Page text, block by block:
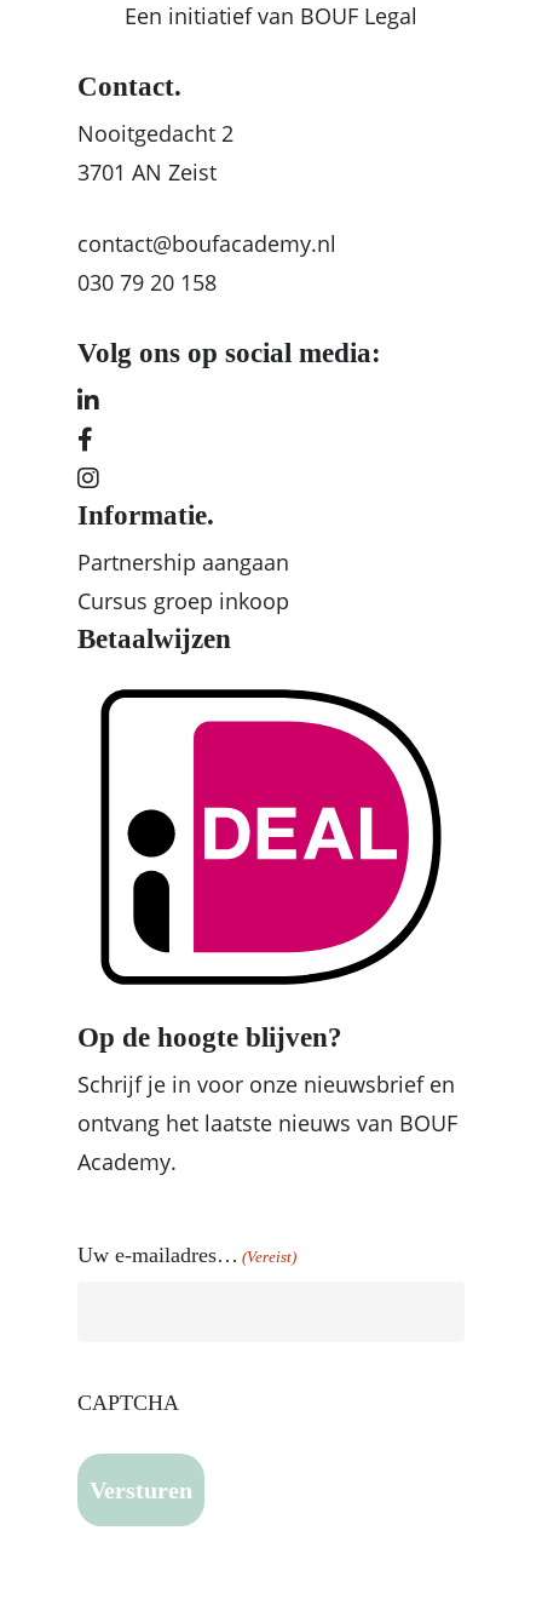
Een initiatief van BOUF Legal
Contact.
Nooitgedacht 2
3701 AN Zeist
contact@boufacademy.nl
030 79 20 158
Volg ons op social media:
Informatie.
Partnership aangaan
Cursus groep inkoop
Betaalwijzen
Op de hoogte blijven?
Schrijf je in voor onze nieuwsbrief en
ontvang het laatste nieuws van BOUF
Academy.
Uw e-mailadres… (Vereist)
CAPTCHA